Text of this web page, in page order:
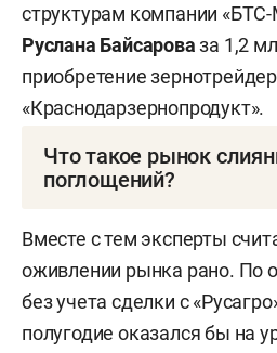
структурам компании
Руслана Байсароваза 1,2
приобретение
«Краснодарзернопродукт».
Что такое рынок
поглощений?
и поглощения) — процесс
компаний для расширения
новые рынки или
Вместе с тем эксперты
оживлении рынка рано. По
без учета сделки с
полугодие оказался бы на